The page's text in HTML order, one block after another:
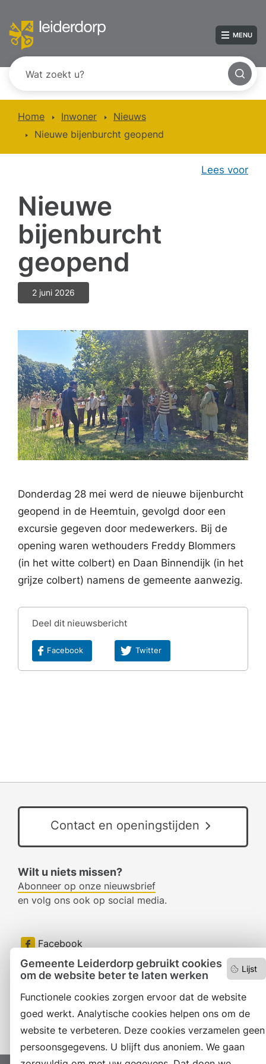
Lijst
Gemeente Leiderdorp gebruikt cookies
om de website beter te laten werken
Functionele cookies zorgen ervoor dat de website
goed werkt. Analytische cookies helpen ons om de
website te verbeteren. Deze cookies verzamelen geen
persoonsgegevens. U blijft dus anoniem. We gaan
MENU
Home Inwoner
Nieuws
Nieuwe bijenburcht geopend
Lees voor
Nieuwe
bijenburcht
geopend
2 juni 2026
Donderdag 28 mei werd de nieuwe bijenburcht
geopend in de Heemtuin, gevolgd door een
excursie gegeven door medewerkers. Bij de
opening waren wethouders Freddy Blommers
(in het witte colbert) en Daan Binnendijk (in het
grijze colbert) namens de gemeente aanwezig.
Deel dit nieuwsbericht
Facebook Twitter
Contact en openingstijden
Wilt u niets missen?
Abonneer op onze nieuwsbrief
en volg ons ook op social media.
Facebook
RSS
LinkedIn
Instagram